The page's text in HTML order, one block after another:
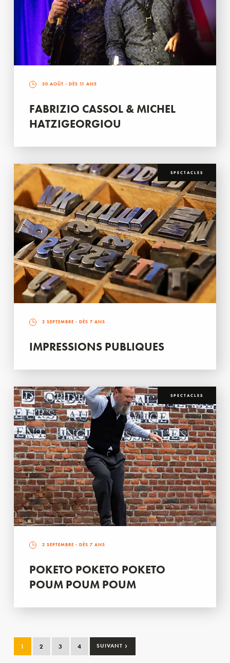
30 AOÛT - DÈS 11 ANS
FABRIZIO CASSOL & MICHEL
HATZIGEORGIOU
SPECTACLES
2 SEPTEMBRE - DÈS 7 ANS
IMPRESSIONS PUBLIQUES
SPECTACLES
2 SEPTEMBRE - DÈS 7 ANS
POKETO POKETO POKETO
POUM POUM POUM
1 2 3 4 SUIVANT ›